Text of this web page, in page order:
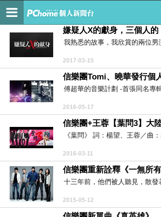
嗑音樂。哈旅遊
嫌疑人X的獻身，三個人的
我熟悉的故事，我欣賞的兩位男
2017-03-15
信樂團Tomi、曉華發行個
傅超華的音樂計劃 -首張同名專
2016-05-17
信樂團+王蓉【葉問3】大
《葉問》 詞：楊望、王蓉／曲
2016-03-11
信樂團重新詮釋《一無所有
十三年前，他們被人聽見，散發
2015-05-12